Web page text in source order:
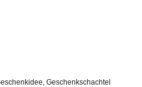
, Geschenkschachtel